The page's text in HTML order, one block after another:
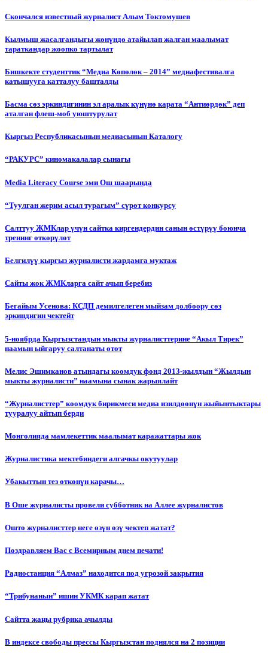
Cкончался известный журналист Алым Токтомушев
Кылмыш жасалгандыгы жөнүндө атайылап жалган маалымат
тараткандар жоопко тартылат
Бишкекте студенттик “Медиа Көпөлөк – 2014” медиафестивалга
катышууга катталуу башталды
Басма сөз эркиндигинин эл аралык күнүнө карата “Антиөрдөк” деп
аталган флеш-моб уюштурулат
Кыргыз Республикасынын медиасынын Каталогу
“РАКУРС” киномакалалар сынагы
Media Literacy Сourse эми Ош шаарында
“Туулган жерим асыл турагым” сүрөт конкурсу
Салттуу ЖМКлар үчүн сайтка киргендердин санын өстүрүү боюнча
тренинг өткөрүлөт
Белгилүү кыргыз журналисти жардамга муктаж
Сайты жок ЖМКларга сайт ачып беребиз
Бегайым Усенова: КСДП демилгелеген мыйзам долбоору сөз
эркиндигин чектейт
5-ноябрда Кыргызстандын мыкты журналисттерине “Акыл Тирек”
наамын ыйгаруу салтанаты өтөт
Мелис Эшимканов атындагы коомдук фонд 2013-жылдын “Жылдын
мыкты журналисти” наамына сынак жарыялайт
“Журналисттер” коомдук бирикмеси медиа изилдөөнүн жыйынтыктары
тууралуу айтып берди
Монголияда мамлекеттик маалымат каражаттары жок
Журналистика мектебиндеги алгачкы окутуулар
Убакыттын тез өткөнүн карачы…
В Оше журналисты провели субботник на Аллее журналистов
Ошто журналисттер неге өзүн өзү чектеп жатат?
Поздравляем Вас с Всемирным днем печати!
Радиостанция “Алмаз” находится под угрозой закрытия
“Трибунанын” ишин УКМК карап жатат
Сайтта жаңы рубрика ачылды
В индексе свободы прессы Кыргызстан поднялся на 2 позиции